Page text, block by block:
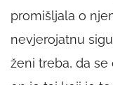
promišljala o
nevjerojatnu
ženi treba, da se